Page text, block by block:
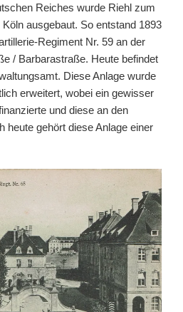
Reiches wurde Riehl zum
ausgebaut. So entstand 1893
Regiment Nr. 59 an der
/ Barbarastraße. Heute befindet
Diese Anlage wurde
erweitert, wobei ein gewisser
und diese an den
heute gehört diese Anlage einer